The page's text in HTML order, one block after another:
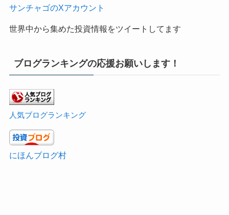
サンチャゴのXアカウント
世界中から集めた投資情報をツイートしてます
ブログランキングの応援お願いします！
人気ブログランキング
にほんブログ村